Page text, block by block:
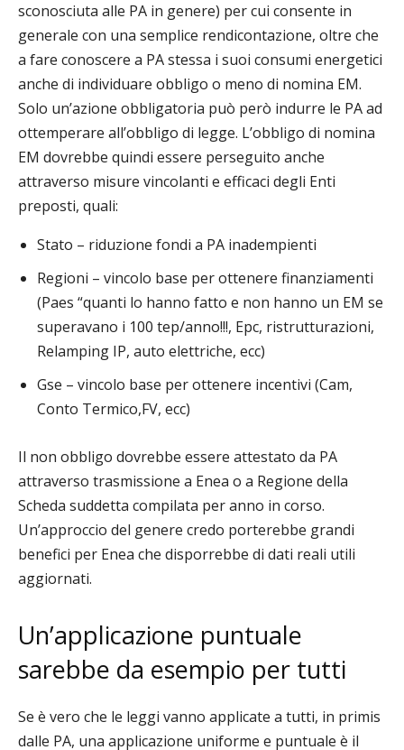
sconosciuta alle PA in genere) per cui consente in
generale con una semplice rendicontazione, oltre che
a fare conoscere a PA stessa i suoi consumi energetici
anche di individuare obbligo o meno di nomina EM.
Solo un’azione obbligatoria può però indurre le PA ad
ottemperare all’obbligo di legge. L’obbligo di nomina
EM dovrebbe quindi essere perseguito anche
attraverso misure vincolanti e efficaci degli Enti
preposti, quali:
Stato – riduzione fondi a PA inadempienti
Regioni – vincolo base per ottenere finanziamenti
(Paes “quanti lo hanno fatto e non hanno un EM se
superavano i 100 tep/anno!!!, Epc, ristrutturazioni,
Relamping IP, auto elettriche, ecc)
Gse – vincolo base per ottenere incentivi (Cam,
Conto Termico,FV, ecc)
Il non obbligo dovrebbe essere attestato da PA
attraverso trasmissione a Enea o a Regione della
Scheda suddetta compilata per anno in corso.
Un’approccio del genere credo porterebbe grandi
benefici per Enea che disporrebbe di dati reali utili
aggiornati.
Un’applicazione puntuale
sarebbe da esempio per tutti
Se è vero che le leggi vanno applicate a tutti, in primis
dalle PA, una applicazione uniforme e puntuale è il